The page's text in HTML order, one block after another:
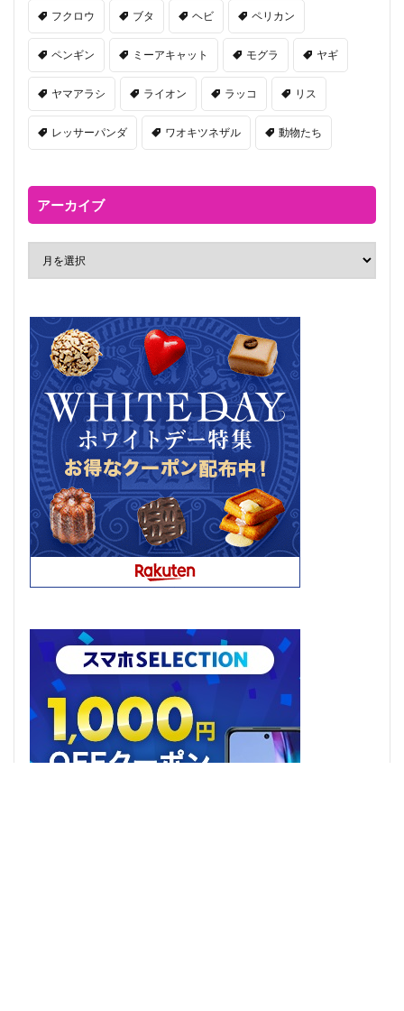
フクロウ ブタ ヘビ ペリカン
ペンギン ミーアキャット モグラ ヤギ
ヤマアラシ ライオン ラッコ リス
レッサーパンダ ワオキツネザル 動物たち
アーカイブ